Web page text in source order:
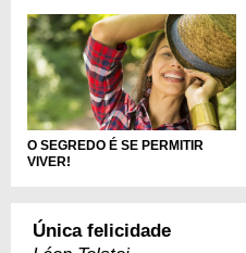
O SEGREDO É SE PERMITIR
VIVER!
Única felicidade